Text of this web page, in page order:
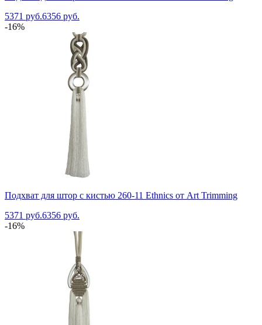
5371 руб.6356 руб.
-16%
Подхват для штор с кистью 260-11 Ethnics от Art Trimming
5371 руб.6356 руб.
-16%